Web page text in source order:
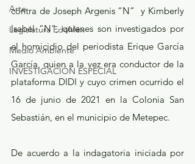
Arte
Legislatura EdoMéx
Medio Ambiente
INVESTIGACIÓN ESPECIAL
contra de Joseph Argenis “N”  y Kimberly
Isabel “N”, quienes son investigados por
el homicidio del periodista Erique García
García, quien a la vez era conductor de la
plataforma DIDI y cuyo crimen ocurrido el
16 de junio de 2021 en la Colonia San
Sebastián, en el municipio de Metepec.
De acuerdo a la indagatoria iniciada por